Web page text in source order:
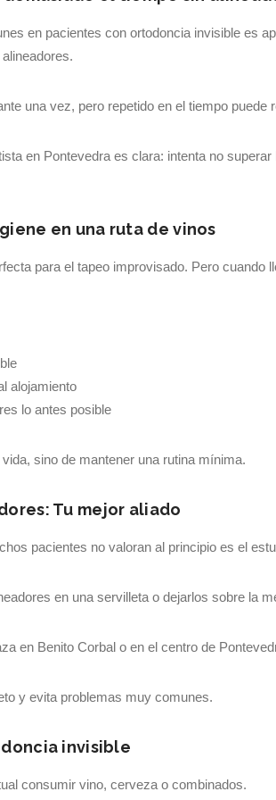
en pacientes con ortodoncia invisible es
una vez, pero repetido en el tiempo puede
en Pontevedra es clara: intenta no
en una ruta de vinos
para el tapeo improvisado. Pero cuando
alojamiento
lo antes posible
sino de mantener una rutina mínima.
Tu mejor aliado
pacientes no valoran al principio es el
en una servilleta o dejarlos sobre la
en Benito Corbal o en el centro de
y evita problemas muy comunes.
invisible
consumir vino, cerveza o combinados.